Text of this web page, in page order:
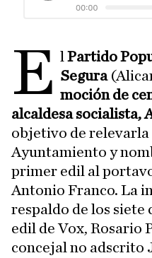
E l Partido
Segura
moción de
alcaldesa socialista,
objetivo de relevarla
Ayuntamiento y
primer edil al
Antonio Franco. La
respaldo de los siete
edil de Vox, Rosario
concejal no adscrito